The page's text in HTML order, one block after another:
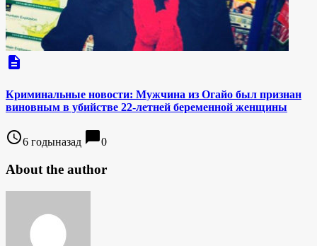
description
Криминальные новости: Мужчина из Огайо был признан
виновным в убийстве 22-летней беременной женщины
access_time6 годыназад chat_bubble0
About the author